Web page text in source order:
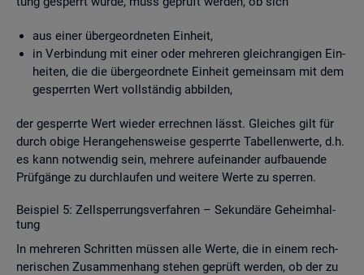
aus einer über­ge­ord­ne­ten Ein­heit,
in Ver­bin­dung mit einer oder meh­re­ren gleich­ran­gi­gen Ein­
hei­ten, die die über­ge­ord­ne­te Ein­heit ge­mein­sam mit dem
ge­sperr­ten Wert voll­stän­dig ab­bil­den,
der ge­sperr­te Wert wie­der er­rech­nen lässt. Glei­ches gilt für
durch obige Her­an­ge­hens­wei­se ge­sperr­te Ta­bel­len­wer­te, d.h.
es kann not­wen­dig sein, meh­re­re auf­ein­an­der auf­bau­en­de
Prüf­gän­ge zu durch­lau­fen und wei­te­re Werte zu sper­ren.
Bei­spiel 5: Zell­sper­rungs­ver­fah­ren – Se­kun­dä­re Ge­heim­hal­
tung
In meh­re­ren Schrit­ten müs­sen alle Werte, die in einem rech­
ne­ri­schen Zu­sam­men­hang ste­hen ge­prüft wer­den, ob der zu